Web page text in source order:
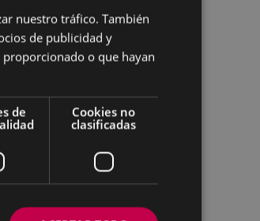
Mikel Mugika.
chorizo y vino
procesión
BASQUE
nuestro tráfico. También
de publicidad y
o que hayan
de
Cookies no
clasificadas